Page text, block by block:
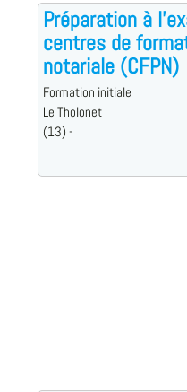
Préparation à
centres de
notariale (CFPN)
Formation initiale
Le Tholonet
(13) -